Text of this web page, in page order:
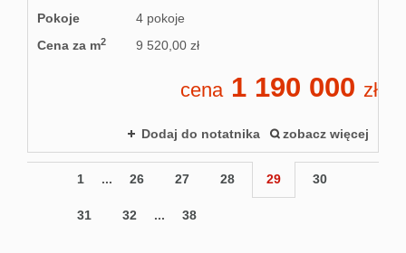
Pokoje
4 pokoje
Cena za m2 9 520,00 zł
cena1 190 000 zł
Dodaj do notatnika zobacz więcej
1 ... 26 27 28 29 30
31 32 ... 38